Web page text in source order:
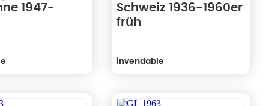
1947-
Schweiz 1936-1960er
früh
invendable